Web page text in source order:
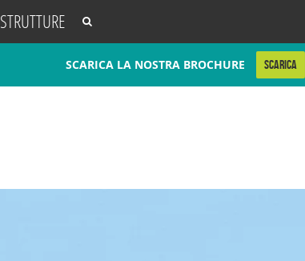
STRUTTURE
SCARICA LA NOSTRA BROCHURE SCARICA